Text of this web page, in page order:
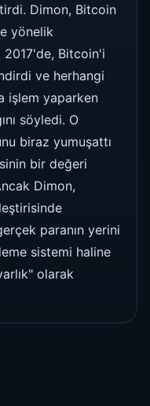
Dimon, Bitcoin
yönelik
Bitcoin'i
ve herhangi
işlem yaparken
söyledi. O
biraz yumuşattı
bir değeri
Dimon,
paranın yerini
sistemi haline
olarak